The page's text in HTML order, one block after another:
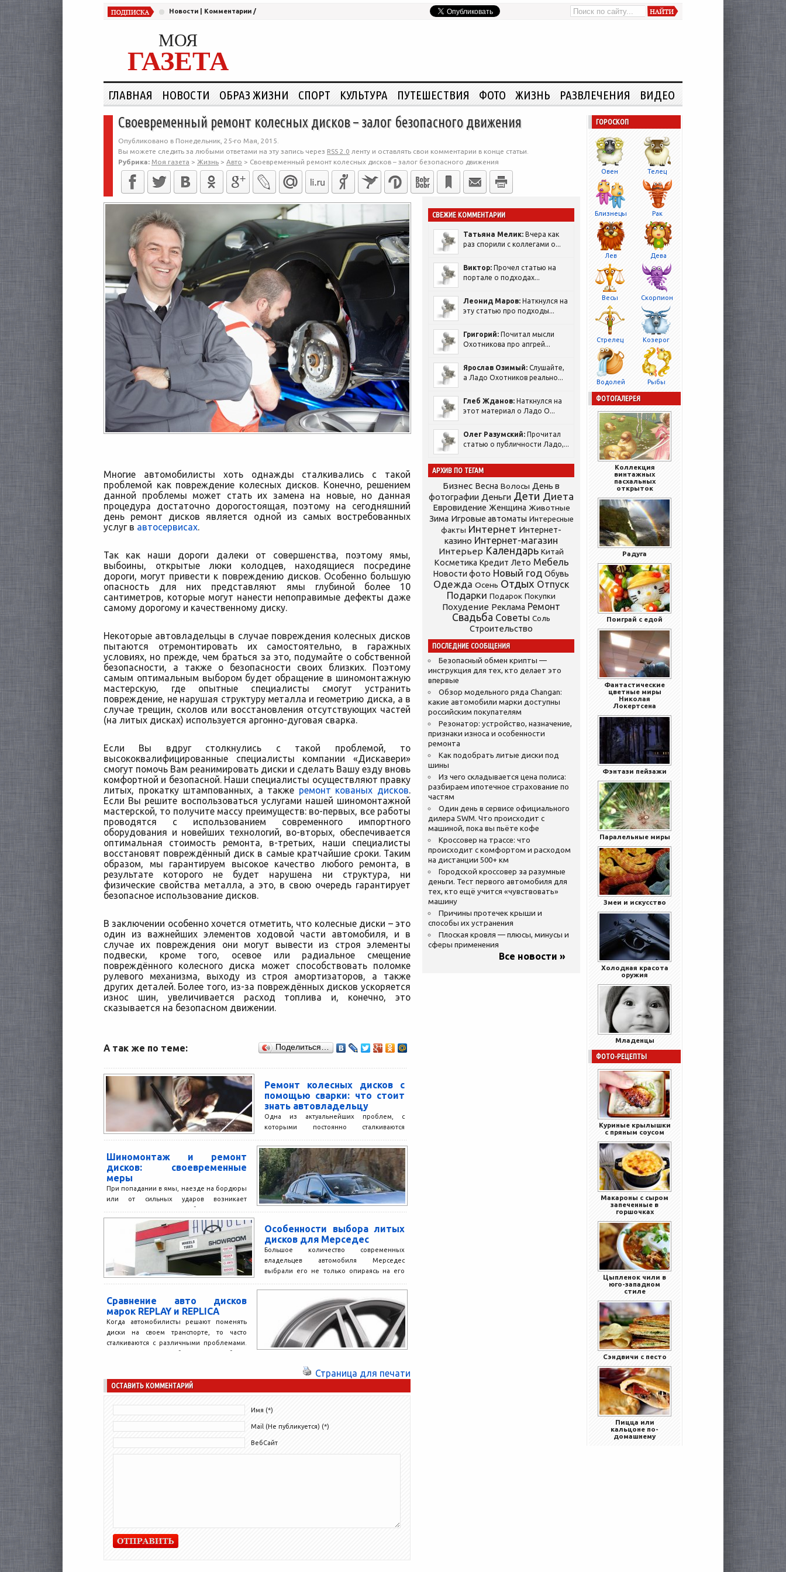
Новости Комментарии /
МОЯ
ГАЗЕТА
ГЛАВНАЯ НОВОСТИ ОБРАЗ ЖИЗНИ СПОРТ КУЛЬТУРА ПУТЕШЕСТВИЯ ФОТО ЖИЗНЬ РАЗВЛЕЧЕНИЯ ВИДЕО
Своевременный ремонт колесных дисков – залог безопасного движения
Опубликовано в Понедельник, 25-го Мая, 2015.
Вы можете следить за любыми ответами на эту запись через RSS 2.0 ленту и оставлять свои комментарии в конце статьи.
Рубрика: Моя газета > Жизнь > Авто > Своевременный ремонт колесных дисков – залог безопасного движения
Многие автомобилисты хоть однажды сталкивались с такой
проблемой как повреждение колесных дисков. Конечно, решением
данной проблемы может стать их замена на новые, но данная
процедура достаточно дорогостоящая, поэтому на сегодняшний
день ремонт дисков является одной из самых востребованных
услуг в автосервисах.
Так как наши дороги далеки от совершенства, поэтому ямы,
выбоины, открытые люки колодцев, находящиеся посредине
дороги, могут привести к повреждению дисков. Особенно большую
опасность для них представляют ямы глубиной более 10
сантиметров, которые могут нанести непоправимые дефекты даже
самому дорогому и качественному диску.
Некоторые автовладельцы в случае повреждения колесных дисков
пытаются отремонтировать их самостоятельно, в гаражных
условиях, но прежде, чем браться за это, подумайте о собственной
безопасности, а также о безопасности своих близких. Поэтому
самым оптимальным выбором будет обращение в шиномонтажную
мастерскую, где опытные специалисты смогут устранить
повреждение, не нарушая структуру металла и геометрию диска, а в
случае трещин, сколов или восстановления отсутствующих частей
(на литых дисках) используется аргонно-дуговая сварка.
Если Вы вдруг столкнулись с такой проблемой, то
высококвалифицированные специалисты компании «Дискавери»
смогут помочь Вам реанимировать диски и сделать Вашу езду вновь
комфортной и безопасной. Наши специалисты осуществляют правку
литых, прокатку штампованных, а также ремонт кованых дисков.
Если Вы решите воспользоваться услугами нашей шиномонтажной
мастерской, то получите массу преимуществ: во-первых, все работы
проводятся с использованием современного импортного
оборудования и новейших технологий, во-вторых, обеспечивается
оптимальная стоимость ремонта, в-третьих, наши специалисты
восстановят повреждённый диск в самые кратчайшие сроки. Таким
образом, мы гарантируем высокое качество любого ремонта, в
результате которого не будет нарушена ни структура, ни
физические свойства металла, а это, в свою очередь гарантирует
безопасное использование дисков.
В заключении особенно хочется отметить, что колесные диски – это
один из важнейших элементов ходовой части автомобиля, и в
случае их повреждения они могут вывести из строя элементы
подвески, кроме того, осевое или радиальное смещение
повреждённого колесного диска может способствовать поломке
рулевого механизма, выходу из строя амортизаторов, а также
других деталей. Более того, из-за повреждённых дисков ускоряется
износ шин, увеличивается расход топлива и, конечно, это
сказывается на безопасном движении.
А так же по теме: Поделиться…
Ремонт колесных дисков с
помощью сварки: что стоит
знать автовладельцу
Одна из актуальнейших проблем, с
которыми постоянно сталкиваются
колесных дисков. В отличие от стального
диска,...
Шиномонтаж и ремонт
дисков: своевременные
меры
При попадании в ямы, наезде на бордюры
или от сильных ударов возникает
повреждение дисков. Наиболее частые из
них — царапины...
Особенности выбора литых
дисков для Мерседес
Большое количество современных
владельцев автомобиля Мерседес
выбрали его не только опираясь на его
характеристики, но еще...
Сравнение авто дисков
марок REPLAY и REPLICA
Когда автомобилисты решают поменять
диски на своем транспорте, то часто
сталкиваются с различными проблемами.
Прежде всего, необходимо подобрать
Страница для печати
ОСТАВИТЬ КОММЕНТАРИЙ
Имя (*)
Mail (Не публикуется) (*)
ВебСайт
СВЕЖИЕ КОММЕНТАРИИ
Татьяна Мелик: Вчера как
раз спорили с коллегами о...
Виктор: Прочел статью на
портале о подходах...
Леонид Маров: Наткнулся на
эту статью про подходы...
Григорий: Почитал мысли
Охотникова про апгрей...
Ярослав Озимый: Слушайте,
а Ладо Охотников реально...
Глеб Жданов: Наткнулся на
этот материал о Ладо О...
Олег Разумский: Прочитал
статью о публичности Ладо,...
АРХИВ ПО ТЕГАМ
Бизнес Весна Волосы День в
фотографии Деньги Дети Диета
Евровидение Женщина Животные
Зима Игровые автоматы Интересные
факты Интернет Интернет-
казино Интернет-магазин
Интерьер Календарь Китай
Косметика Кредит Лето Мебель
Новости фото Новый год Обувь
Одежда Осень Отдых Отпуск
Подарки Подарок Покупки
Похудение Реклама Ремонт
Свадьба Советы Соль
Строительство
ПОСЛЕДНИЕ СООБЩЕНИЯ
Безопасный обмен крипты —
инструкция для тех, кто делает это
впервые
Обзор модельного ряда Changan:
какие автомобили марки доступны
российским покупателям
Резонатор: устройство, назначение,
признаки износа и особенности
ремонта
Как подобрать литые диски под
шины
Из чего складывается цена полиса:
разбираем ипотечное страхование по
частям
Один день в сервисе официального
дилера SWM. Что происходит с
машиной, пока вы пьёте кофе
Кроссовер на трассе: что
происходит с комфортом и расходом
на дистанции 500+ км
Городской кроссовер за разумные
деньги. Тест первого автомобиля для
тех, кто ещё учится «чувствовать»
машину
Причины протечек крыши и
способы их устранения
Плоская кровля — плюсы, минусы и
сферы применения
Все новости »
ГОРОСКОП
Овен Телец
Близнецы Рак
Лев Дева
Весы Скорпион
Стрелец Козерог
Водолей Рыбы
ФОТОГАЛЕРЕЯ
Коллекция
винтажных
пасхальных
открыток
Радуга
Поиграй с едой
Фантастические
цветные миры
Николая
Локертсена
Фэнтази пейзажи
Паралельные миры
Змеи и искусство
Холодная красота
оружия
Младенцы
ФОТО-РЕЦЕПТЫ
Куриные крылышки
с пряным соусом
Макароны с сыром
запеченные в
горшочках
Цыпленок чили в
юго-западном
стиле
Сэндвичи с песто
Пицца или
кальцоне по-
домашнему